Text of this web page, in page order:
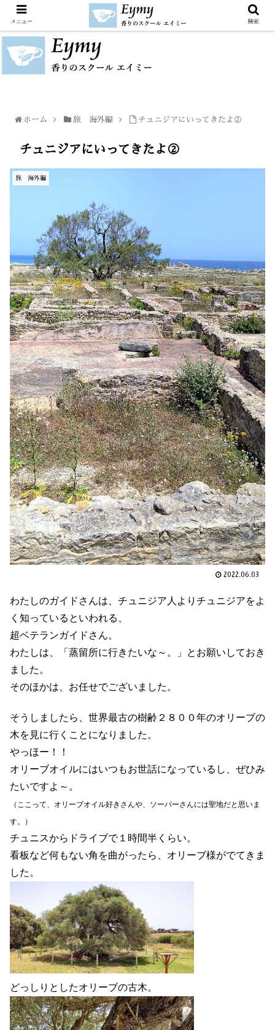
ホーム 旅 海外編 チュニジアにいってきたよ②
チュニジアにいってきたよ②
旅 海外編
2022.06.03
わたしのガイドさんは、チュニジア人よりチュニジアをよ
く知っているといわれる、
超ベテランガイドさん。
わたしは、「蒸留所に行きたいな～。」とお願いしておき
ました。
そのほかは、お任せでございました。
そうしましたら、世界最古の樹齢２８００年のオリーブの
木を見に行くことになりました。
やっほー！！
オリーブオイルにはいつもお世話になっているし、ぜひみ
たいですよ～。
（ここって、オリーブオイル好きさんや、ソーパーさんには聖地だと思いま
す。）
チュニスからドライブで１時間半くらい。
看板など何もない角を曲がったら、オリーブ様がでてきま
した。
どっしりとしたオリーブの古木。
メニュー 検索